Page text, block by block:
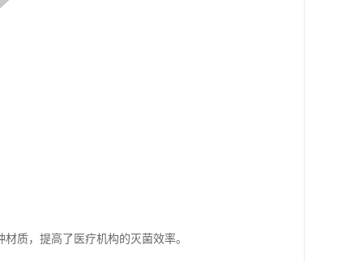
质，提高了医疗机构的灭菌效率。